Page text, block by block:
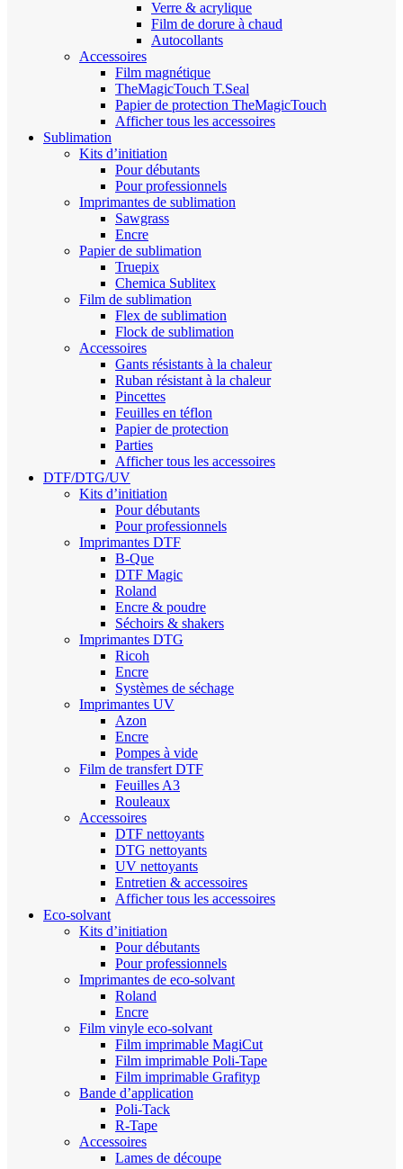
Verre & acrylique
Film de dorure à chaud
Autocollants
Accessoires
Film magnétique
TheMagicTouch T.Seal
Papier de protection TheMagicTouch
Afficher tous les accessoires
Sublimation
Kits d’initiation
Pour débutants
Pour professionnels
Imprimantes de sublimation
Sawgrass
Encre
Papier de sublimation
Truepix
Chemica Sublitex
Film de sublimation
Flex de sublimation
Flock de sublimation
Accessoires
Gants résistants à la chaleur
Ruban résistant à la chaleur
Pincettes
Feuilles en téflon
Papier de protection
Parties
Afficher tous les accessoires
DTF/DTG/UV
Kits d’initiation
Pour débutants
Pour professionnels
Imprimantes DTF
B-Que
DTF Magic
Roland
Encre & poudre
Séchoirs & shakers
Imprimantes DTG
Ricoh
Encre
Systèmes de séchage
Imprimantes UV
Azon
Encre
Pompes à vide
Film de transfert DTF
Feuilles A3
Rouleaux
Accessoires
DTF nettoyants
DTG nettoyants
UV nettoyants
Entretien & accessoires
Afficher tous les accessoires
Eco-solvant
Kits d’initiation
Pour débutants
Pour professionnels
Imprimantes de eco-solvant
Roland
Encre
Film vinyle eco-solvant
Film imprimable MagiCut
Film imprimable Poli-Tape
Film imprimable Grafityp
Bande d’application
Poli-Tack
R-Tape
Accessoires
Lames de découpe